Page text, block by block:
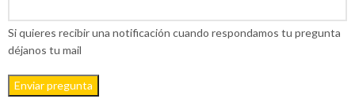
Si quieres recibir una notificación cuando respondamos tu pregunta
déjanos tu mail
Enviar pregunta